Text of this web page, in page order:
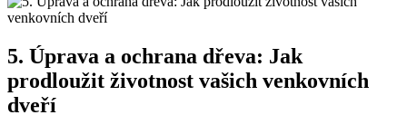
5. Úprava a ochrana dřeva: Jak
prodloužit životnost vašich venkovních
dveří